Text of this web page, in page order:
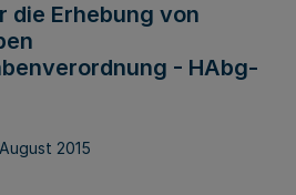
die Erhebung von
- HAbg-
2015